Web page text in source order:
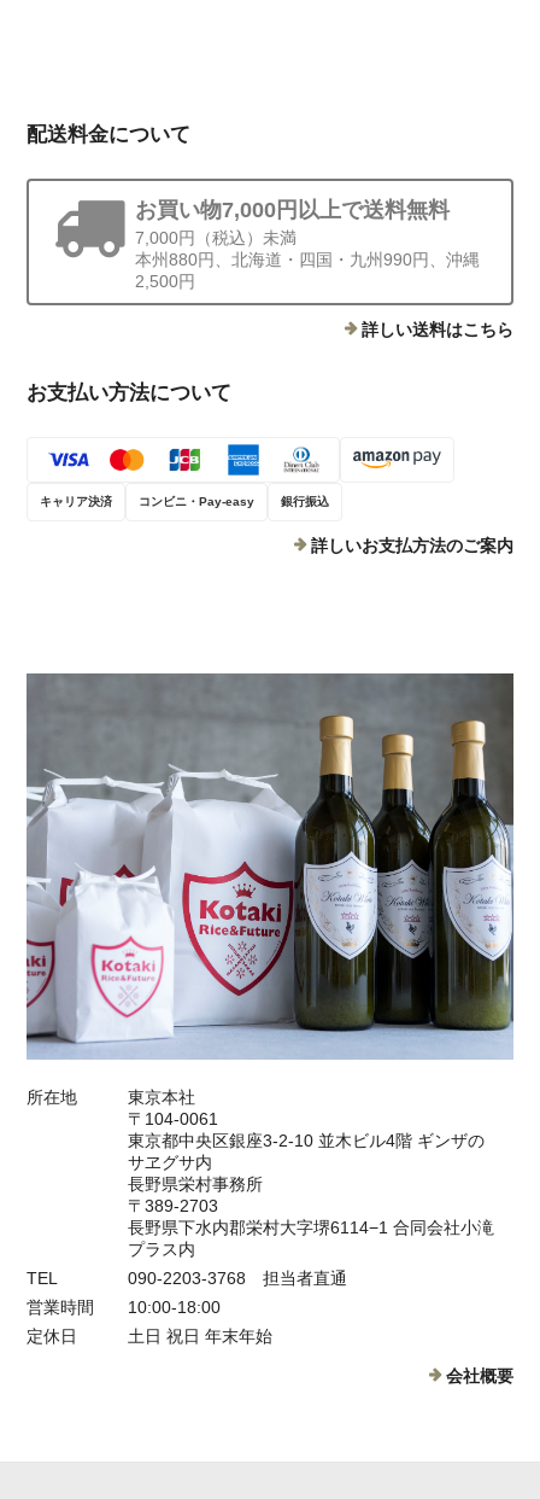
配送料金について
お買い物7,000円以上で送料無料
7,000円（税込）未満
本州880円、北海道・四国・九州990円、沖縄
2,500円
詳しい送料はこちら
お支払い方法について
キャリア決済 コンビニ・Pay-easy 銀行振込
詳しいお支払方法のご案内
所在地
東京本社
〒104-0061
東京都中央区銀座3-2-10 並木ビル4階 ギンザの
サヱグサ内
長野県栄村事務所
〒389-2703
長野県下水内郡栄村大字堺6114−1 合同会社小滝
プラス内
TEL
090-2203-3768 担当者直通
営業時間
10:00-18:00
定休日
土日 祝日 年末年始
会社概要